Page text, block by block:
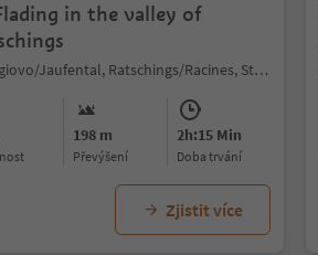
in the valley of
Valgiovo/Jaufental, Ratschings/Racines, Sterzing/Vipiteno and environs
198 m
Převýšení
2h:15 Min
doba trvání
Zjistit více